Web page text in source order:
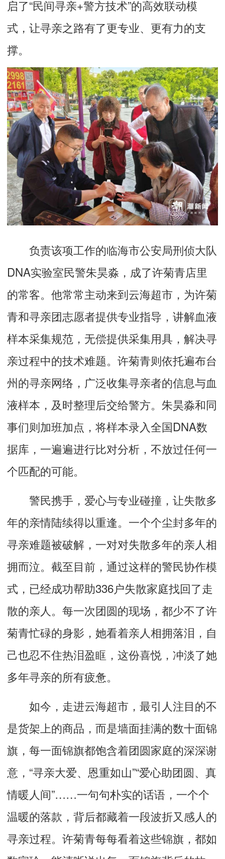
启了“民间寻亲+警方技术”的高效联动模
式，让寻亲之路有了更专业、更有力的支
撑。
负责该项工作的临海市公安局刑侦大队
DNA实验室民警朱昊淼，成了许菊青店里
的常客。他常常主动来到云海超市，为许菊
青和寻亲团志愿者提供专业指导，讲解血液
样本采集规范，无偿提供采集用具，解决寻
亲过程中的技术难题。许菊青则依托遍布台
州的寻亲网络，广泛收集寻亲者的信息与血
液样本，及时整理后交给警方。朱昊淼和同
事们则加班加点，将样本录入全国DNA数
据库，一遍遍进行比对分析，不放过任何一
个匹配的可能。
警民携手，爱心与专业碰撞，让失散多
年的亲情陆续得以重逢。一个个尘封多年的
寻亲难题被破解，一对对失散多年的亲人相
拥而泣。截至目前，通过这样的警民协作模
式，已经成功帮助336户失散家庭找回了走
散的亲人。每一次团圆的现场，都少不了许
菊青忙碌的身影，她看着亲人相拥落泪，自
己也忍不住热泪盈眶，这份喜悦，冲淡了她
多年寻亲的所有疲惫。
如今，走进云海超市，最引人注目的不
是货架上的商品，而是墙面挂满的数十面锦
旗，每一面锦旗都饱含着团圆家庭的深深谢
意，“寻亲大爱、恩重如山”“爱心助团圆、真
情暖人间”……一句句朴实的话语，一个个
温暖的落款，背后都藏着一段波折又感人的
寻亲过程。许菊青每每看着这些锦旗，都如